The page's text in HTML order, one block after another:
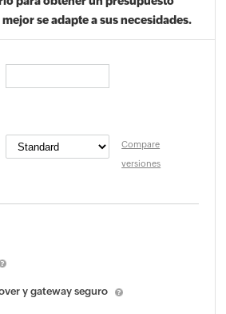
se adapte a sus necesidades.
Compare
versiones
y gateway seguro